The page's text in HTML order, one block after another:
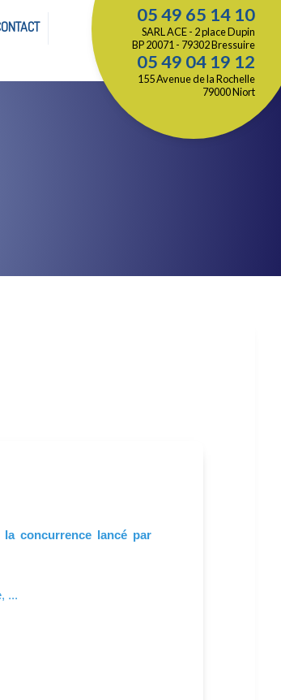
05 49 65 14 10
SARL ACE - 2 place Dupin
BP 20071 - 79302 Bressuire
05 49 04 19 12
155 Avenue de la Rochelle
79000 Niort
concurrence lancé par
...